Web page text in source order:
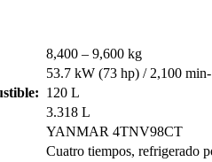
8,400 – 9,600 kg
53.7 kW (73 hp) / 2,100
120 L
3.318 L
YANMAR 4TNV98CT
Cuatro tiempos, refrigerado